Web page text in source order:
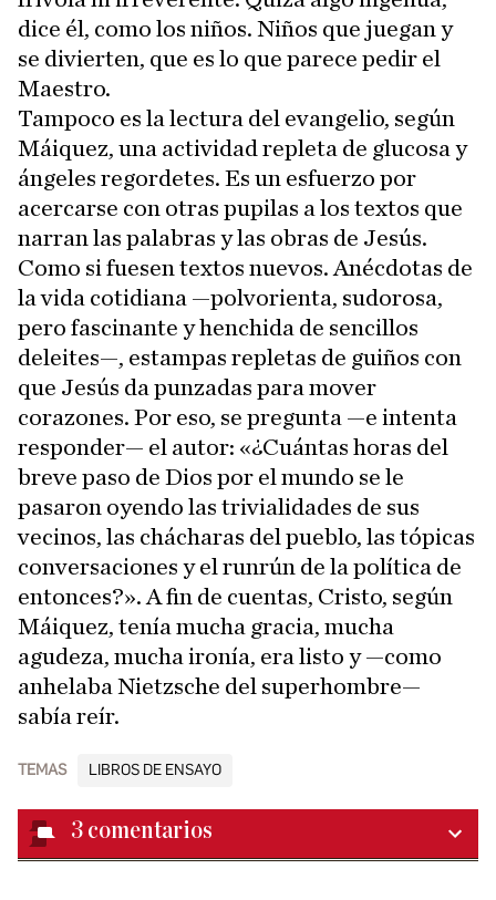
dice él, como los niños. Niños que juegan y
se divierten, que es lo que parece pedir el
Maestro.
Tampoco es la lectura del evangelio, según
Máiquez, una actividad repleta de glucosa y
ángeles regordetes. Es un esfuerzo por
acercarse con otras pupilas a los textos que
narran las palabras y las obras de Jesús.
Como si fuesen textos nuevos. Anécdotas de
la vida cotidiana —polvorienta, sudorosa,
pero fascinante y henchida de sencillos
deleites—, estampas repletas de guiños con
que Jesús da punzadas para mover
corazones. Por eso, se pregunta —e intenta
responder— el autor: «¿Cuántas horas del
breve paso de Dios por el mundo se le
pasaron oyendo las trivialidades de sus
vecinos, las chácharas del pueblo, las tópicas
conversaciones y el runrún de la política de
entonces?». A fin de cuentas, Cristo, según
Máiquez, tenía mucha gracia, mucha
agudeza, mucha ironía, era listo y —como
anhelaba Nietzsche del superhombre—
sabía reír.
TEMAS LIBROS DE ENSAYO
3 comentarios